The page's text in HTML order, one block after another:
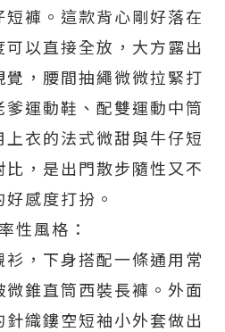
褲。這款背心剛好落在
以直接全放，大方露出
，腰間抽繩微微拉緊打
運動鞋、配雙運動中筒
衣的法式微甜與牛仔短
，是出門散步隨性又不
感度打扮。
性風格：
，下身搭配一條通用常
錐直筒西裝長褲。外面
織鏤空短袖小外套做出